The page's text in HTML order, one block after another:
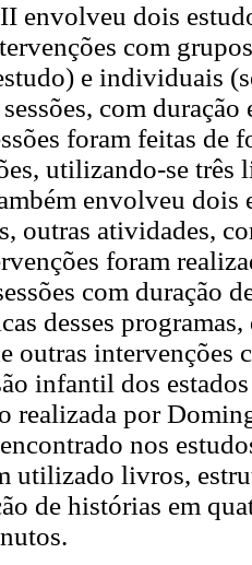
envolveu dois
com
e individuais
com
foram feitas
utilizando-se três
envolveu dois
outras atividades,
foram
com duração
desses
outras
infantil dos
realizada por
nos
utilizado livros,
de histórias em